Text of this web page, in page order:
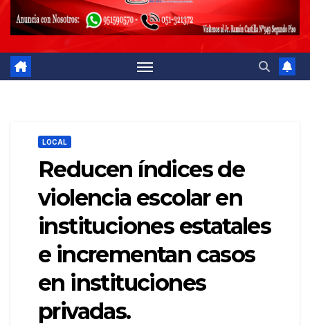
LOCAL
Reducen índices de
violencia escolar en
instituciones estatales
e incrementan casos
en instituciones
privadas.